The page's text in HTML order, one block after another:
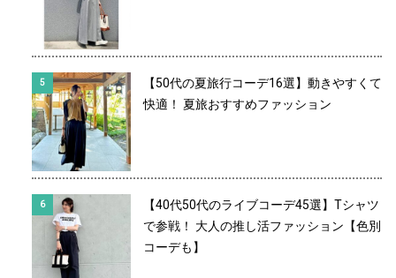
【50代の夏旅行コーデ16選】動きやすくて
快適！ 夏旅おすすめファッション
【40代50代のライブコーデ45選】Tシャツ
で参戦！ 大人の推し活ファッション【色別
コーデも】